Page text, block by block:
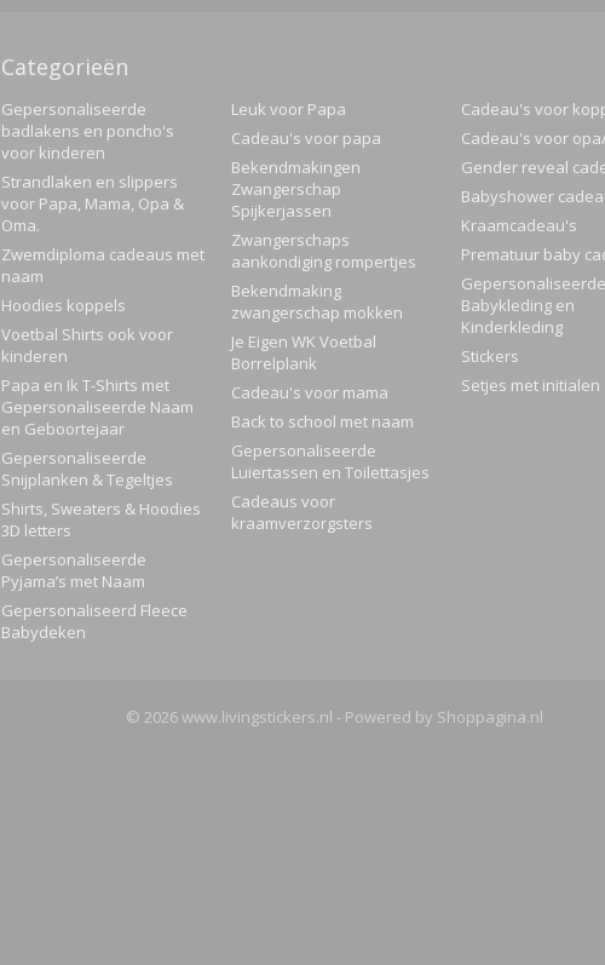
Categorieën
Gepersonaliseerde
badlakens en poncho's
voor kinderen
Strandlaken en slippers
voor Papa, Mama, Opa &
Oma.
Zwemdiploma cadeaus met
naam
Hoodies koppels
Voetbal Shirts ook voor
kinderen
Papa en Ik T-Shirts met
Gepersonaliseerde Naam
en Geboortejaar
Gepersonaliseerde
Snijplanken & Tegeltjes
Shirts, Sweaters & Hoodies
3D letters
Gepersonaliseerde
Pyjama’s met Naam
Gepersonaliseerd Fleece
Babydeken
Leuk voor Papa
Cadeau's voor papa
Bekendmakingen
Zwangerschap
Spijkerjassen
Zwangerschaps
aankondiging rompertjes
Bekendmaking
zwangerschap mokken
Je Eigen WK Voetbal
Borrelplank
Cadeau's voor mama
Back to school met naam
Gepersonaliseerde
Luiertassen en Toilettasjes
Cadeaus voor
kraamverzorgsters
Cadeau's voor
Cadeau's voor
Gender reveal
Babyshower
Kraamcadeau's
Prematuur baby
Gepersonaliseerde
Babykleding en
Kinderkleding
Stickers
Setjes met initialen
© 2026 www.livingstickers.nl - Powered by Shoppagina.nl